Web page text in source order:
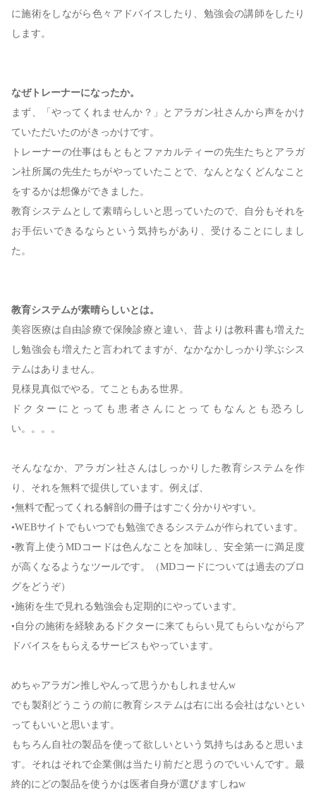
に施術をしながら色々アドバイスしたり、勉強会の講師をしたり
します。
なぜトレーナーになったか。
まず、「やってくれませんか？」とアラガン社さんから声をかけ
ていただいたのがきっかけです。
トレーナーの仕事はもともとファカルティーの先生たちとアラガ
ン社所属の先生たちがやっていたことで、なんとなくどんなこと
をするかは想像ができました。
教育システムとして素晴らしいと思っていたので、自分もそれを
お手伝いできるならという気持ちがあり、受けることにしまし
た。
教育システムが素晴らしいとは。
美容医療は自由診療で保険診療と違い、昔よりは教科書も増えた
し勉強会も増えたと言われてますが、なかなかしっかり学ぶシス
テムはありません。
見様見真似でやる。てこともある世界。
ドクターにとっても患者さんにとってもなんとも恐ろし
い。。。。
そんななか、アラガン社さんはしっかりした教育システムを作
り、それを無料で提供しています。例えば、
•無料で配ってくれる解剖の冊子はすごく分かりやすい。
•WEBサイトでもいつでも勉強できるシステムが作られています。
•教育上使うMDコードは色んなことを加味し、安全第一に満足度
が高くなるようなツールです。（MDコードについては過去のブロ
グをどうぞ）
•施術を生で見れる勉強会も定期的にやっています。
•自分の施術を経験あるドクターに来てもらい見てもらいながらア
ドバイスをもらえるサービスもやっています。
めちゃアラガン推しやんって思うかもしれませんw
でも製剤どうこうの前に教育システムは右に出る会社はないとい
ってもいいと思います。
もちろん自社の製品を使って欲しいという気持ちはあると思いま
す。それはそれで企業側は当たり前だと思うのでいいんです。最
終的にどの製品を使うかは医者自身が選びますしねw